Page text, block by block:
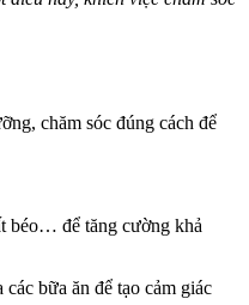
chăm sóc đúng cách để
béo… để tăng cường khả
bữa ăn để tạo cảm giác